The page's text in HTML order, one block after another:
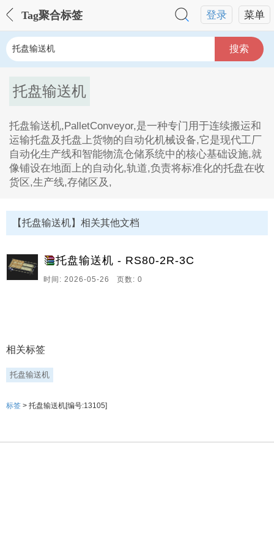
菜单
登录
Tag聚合标签
搜索
托盘输送机
托盘输送机,PalletConveyor,是一种专门用于连续搬运和
运输托盘及托盘上货物的自动化机械设备,它是现代工厂
自动化生产线和智能物流仓储系统中的核心基础设施,就
像铺设在地面上的自动化,轨道,负责将标准化的托盘在收
货区,生产线,存储区及,
1、托盘输送机,PalletConveyor,是一种专门用于连续搬
运和运输托盘及托盘上货物的自动化机械设备,它是现代
工厂自动化生产线和智能物流仓储系统中的核心基础设
施,就像铺设在地面上的自动化,轨道,负责将标准化的托
盘在收货区,生产线,存储区及。
【托盘输送机】相关其他文档
托盘输送机 - RS80-2R-3C
时间: 2026-05-26 页数: 0
相关标签
托盘输送机
标签 > 托盘输送机[编号:13105]